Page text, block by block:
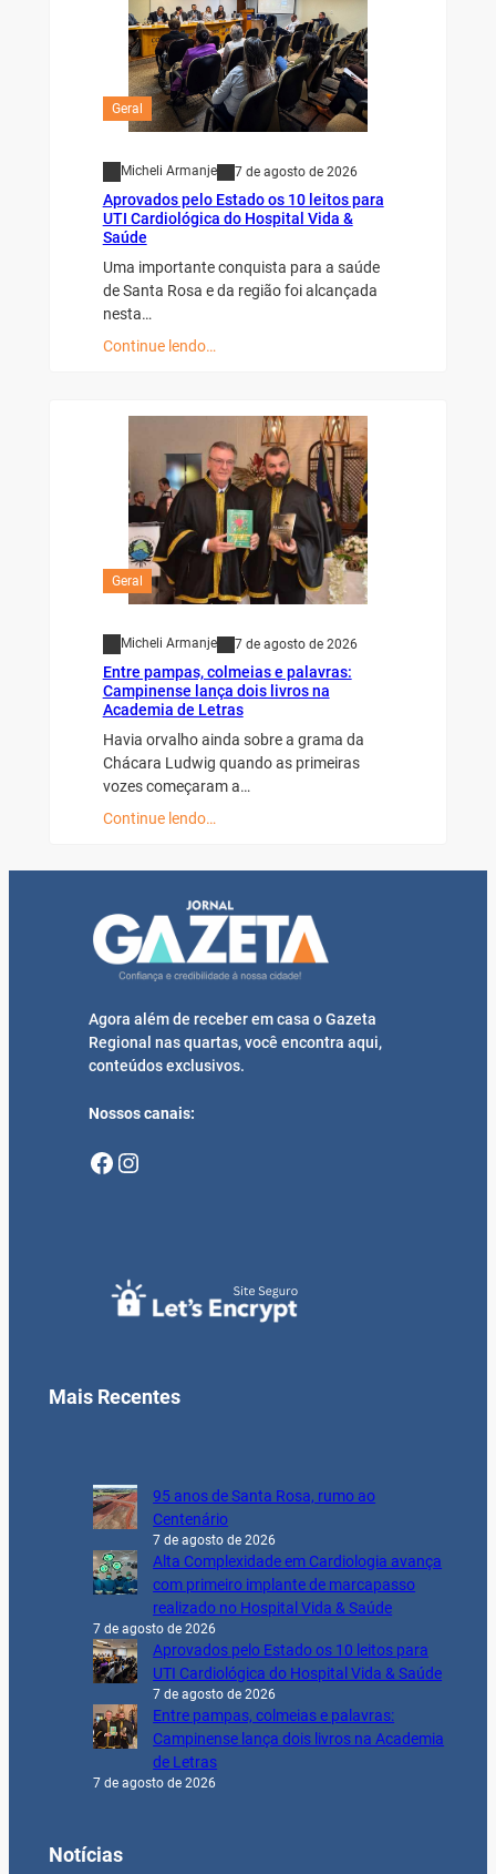
Geral
Micheli Armanje 7 de agosto de 2026
Aprovados pelo Estado os 10 leitos para
UTI Cardiológica do Hospital Vida &
Saúde
Uma importante conquista para a saúde
de Santa Rosa e da região foi alcançada
nesta…
Continue lendo…
Geral
Micheli Armanje 7 de agosto de 2026
Entre pampas, colmeias e palavras:
Campinense lança dois livros na
Academia de Letras
Havia orvalho ainda sobre a grama da
Chácara Ludwig quando as primeiras
vozes começaram a…
Continue lendo…
Agora além de receber em casa o Gazeta
Regional nas quartas, você encontra aqui,
conteúdos exclusivos.
Nossos canais:
Facebook Instagram
Mais Recentes
95 anos de Santa Rosa, rumo ao
Centenário
7 de agosto de 2026
Alta Complexidade em Cardiologia avança
com primeiro implante de marcapasso
realizado no Hospital Vida & Saúde
7 de agosto de 2026
Aprovados pelo Estado os 10 leitos para
UTI Cardiológica do Hospital Vida & Saúde
7 de agosto de 2026
Entre pampas, colmeias e palavras:
Campinense lança dois livros na Academia
de Letras
7 de agosto de 2026
Notícias